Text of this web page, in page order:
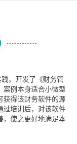
，开发了《财务管
案例本身适合小微型
获得该财务软件的源
过培训后，对该软件
，使之更好地满足本